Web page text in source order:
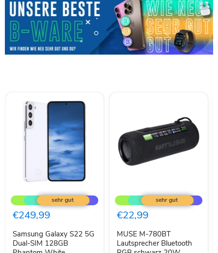
Galaxy
S22
5G
Dual-
128GB
Phantom
White
€249,99
Samsung Galaxy S22 5G
Dual-SIM 128GB
M-
780BT
Lautsprecher
Bluetooth
schwarz
20W
€22,99
MUSE M-780BT
Lautsprecher Bluetooth